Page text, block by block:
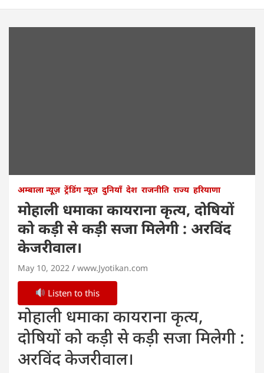
अम्बाला न्यूज़ ट्रेंडिंग न्यूज़ दुनियाँ देश राजनीति राज्य हरियाणा
मोहाली धमाका कायराना कृत्य, दोषियों
को कड़ी से कड़ी सजा मिलेगी : अरविंद
केजरीवाल।
May 10, 2022 www.Jyotikan.com
Listen to this
मोहाली धमाका कायराना कृत्य,
दोषियों को कड़ी से कड़ी सजा मिलेगी :
अरविंद केजरीवाल।